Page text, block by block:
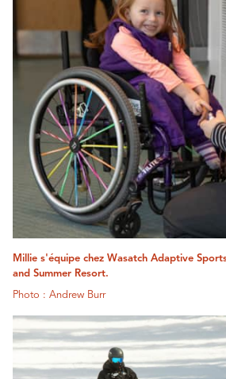
Millie s'équipe chez Wasatch Adaptive
and Summer Resort.
Photo : Andrew Burr